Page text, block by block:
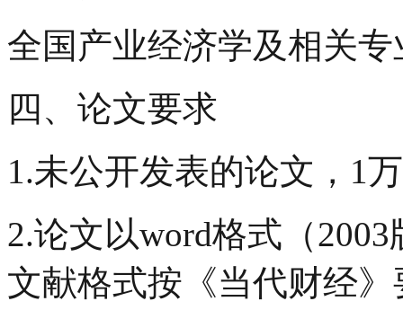
全国产业经济学及相关
四、论文要求
1.未公开发表的论文，1
2.论文以word格式（
文献格式按《当代财经》